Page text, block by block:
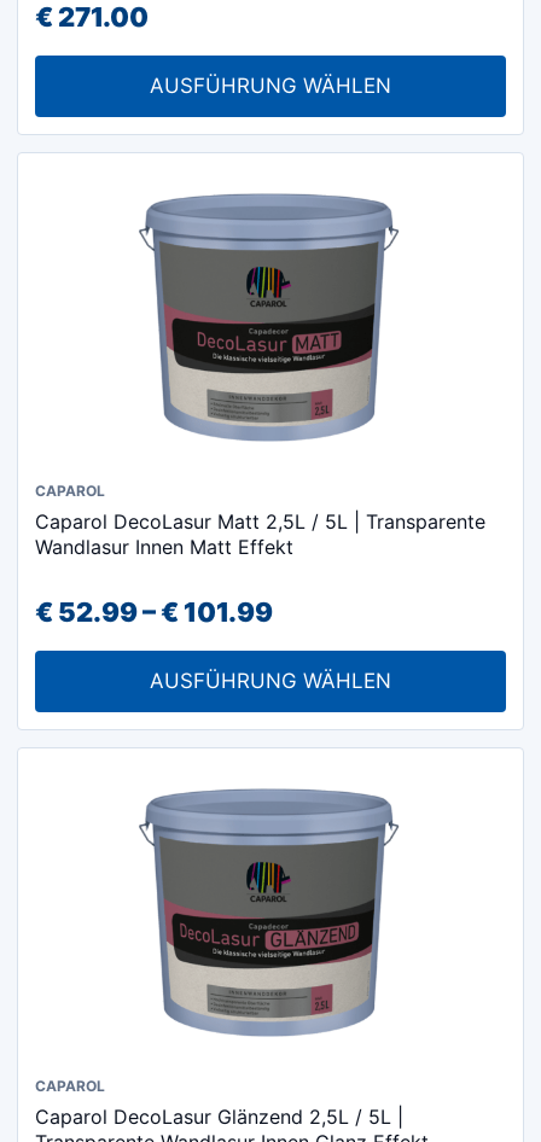
€271.00
AUSFÜHRUNG WÄHLEN
Varianten
auf.
Optionen
können
Produktseite
CAPAROL
Caparol DecoLasur Matt 2,5L / 5L | Transparente
Wandlasur Innen Matt Effekt
€52.99–€101.99Preisspanne:
€ 52.99
bis
€ 101.99
AUSFÜHRUNG WÄHLEN
Dieses
Produkt
weist
Varianten
auf.
können
Produktseite
CAPAROL
Caparol DecoLasur Glänzend 2,5L / 5L |
Dieses
Produkt